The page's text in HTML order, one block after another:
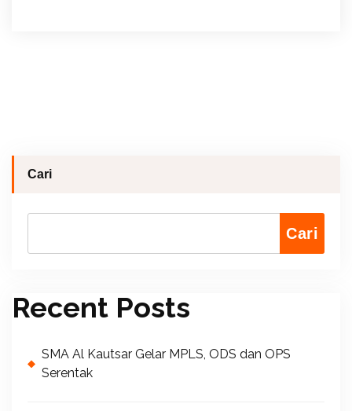
Cari
Cari
Recent Posts
SMA Al Kautsar Gelar MPLS, ODS dan OPS
Serentak